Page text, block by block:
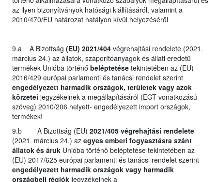
az ilyen bizonyítványok hatósági kiállításáról, valamint a
2010/470/EU határozat hatályon kívül helyezéséről
9.a A Bizottság (EU) 2021/404 végrehajtási rendelete (2021.
március 24.) az állatok, szaporítóanyagok és állati eredetű
termékek Unióba történő beléptetése tekintetében az (EU)
2016/429 európai parlamenti és tanácsi rendelet szerint
engedélyezett harmadik országok, területek vagy azok
körzetei jegyzékeinek a megállapításáról (EGT-vonatkozású
szöveg) 2010/206 helyett- engedélyezett import országok,
termékek!
9.b A Bizottság (EU) 2021/405 végrehajtási rendelete
(2021. március 24.) az egyes emberi fogyasztásra szánt
állatok és áruk Unióba történő beléptetése tekintetében az
(EU) 2017/625 európai parlamenti és tanácsi rendelet szerint
engedélyezett harmadik országok vagy harmadik
országbeli régiók jegyzékeinek a